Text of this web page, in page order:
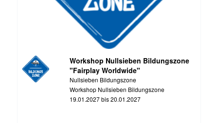
Workshop Nullsieben Bildungszone
"Fairplay Worldwide"
Nullsieben Bildungszone
Workshop Nullsieben Bildungszone
19.01.2027 bis 20.01.2027